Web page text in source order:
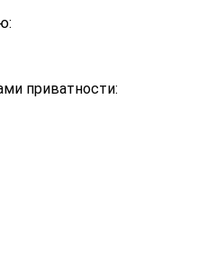
приватности: